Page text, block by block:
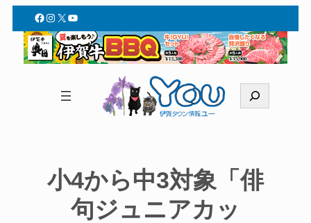
Facebook
Instagram
X YouTube
索
小4から中3対象「俳
句ジュニアカッ